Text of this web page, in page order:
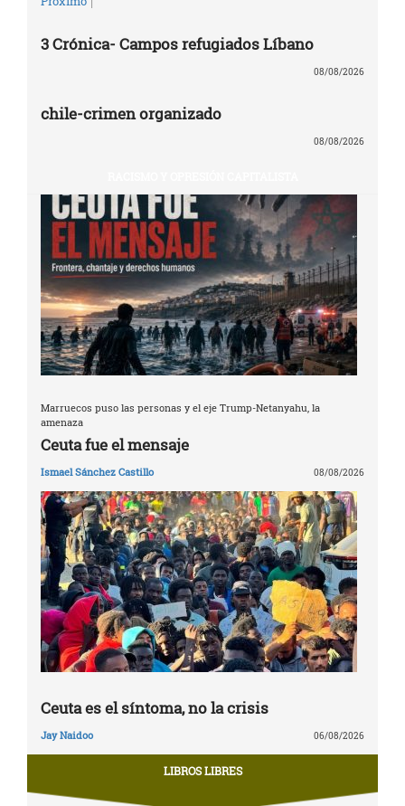
3 Crónica- Campos refugiados Líbano
08/08/2026
chile-crimen organizado
08/08/2026
Marruecos puso las personas y el eje Trump-Netanyahu, la
amenaza
Ceuta fue el mensaje
Ismael Sánchez Castillo 08/08/2026
Ceuta es el síntoma, no la crisis
Jay Naidoo 06/08/2026
LIBROS LIBRES